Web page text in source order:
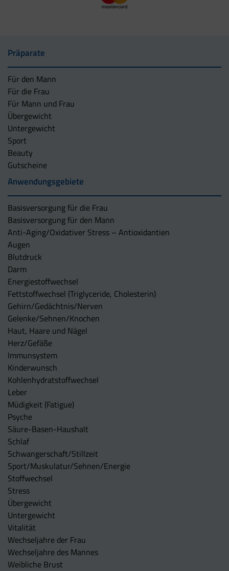
Präparate
Für den Mann
Für die Frau
Für Mann und Frau
Übergewicht
Untergewicht
Sport
Beauty
Gutscheine
Anwendungsgebiete
Basisversorgung für die Frau
Basisversorgung für den Mann
Anti-Aging/Oxidativer Stress – Antioxidantien
Augen
Blutdruck
Darm
Energiestoffwechsel
Fettstoffwechsel (Triglyceride, Cholesterin)
Gehirn/Gedächtnis/Nerven
Gelenke/Sehnen/Knochen
Haut, Haare und Nägel
Herz/Gefäße
Immunsystem
Kinderwunsch
Kohlenhydratstoffwechsel
Leber
Müdigkeit (Fatigue)
Psyche
Säure-Basen-Haushalt
Schlaf
Schwangerschaft/Stillzeit
Sport/Muskulatur/Sehnen/Energie
Stoffwechsel
Stress
Übergewicht
Untergewicht
Vitalität
Wechseljahre der Frau
Wechseljahre des Mannes
Weibliche Brust